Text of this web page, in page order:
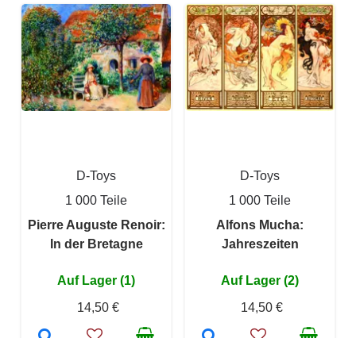
D-Toys
1 000 Teile
Pierre Auguste Renoir:
In der Bretagne
Auf Lager (1)
14,50 €
D-Toys
1 000 Teile
Alfons Mucha:
Jahreszeiten
Auf Lager (2)
14,50 €